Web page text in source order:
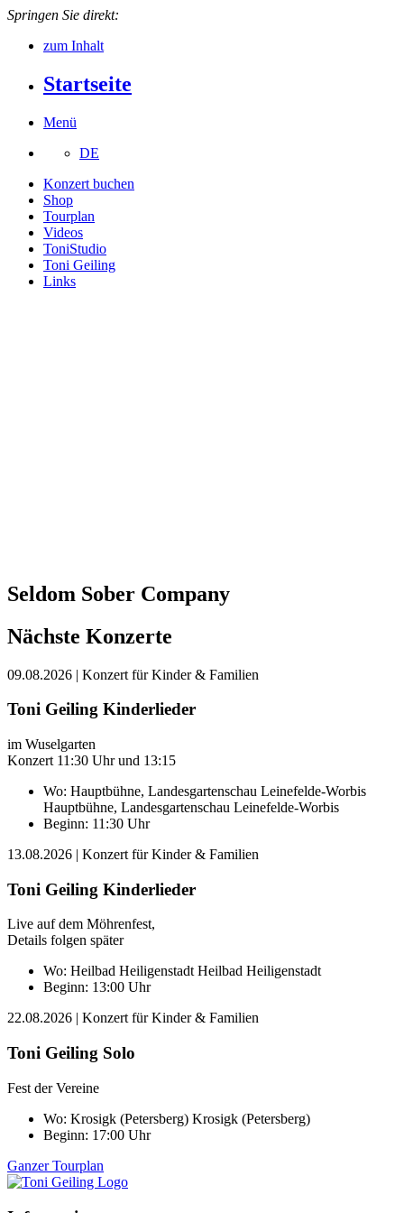
Springen Sie direkt:
zum Inhalt
Startseite
Menü
DE
Konzert buchen
Shop
Tourplan
Videos
ToniStudio
Toni Geiling
Links
Seldom Sober Company
Nächste Konzerte
09.08.2026 | Konzert für Kinder & Familien
Toni Geiling Kinderlieder
im Wuselgarten
Konzert 11:30 Uhr und 13:15
Wo: Hauptbühne, Landesgartenschau Leinefelde-Worbis
Hauptbühne, Landesgartenschau Leinefelde-Worbis
Beginn: 11:30 Uhr
13.08.2026 | Konzert für Kinder & Familien
Toni Geiling Kinderlieder
Live auf dem Möhrenfest,
Details folgen später
Wo: Heilbad Heiligenstadt Heilbad Heiligenstadt
Beginn: 13:00 Uhr
22.08.2026 | Konzert für Kinder & Familien
Toni Geiling Solo
Fest der Vereine
Wo: Krosigk (Petersberg) Krosigk (Petersberg)
Beginn: 17:00 Uhr
Ganzer Tourplan